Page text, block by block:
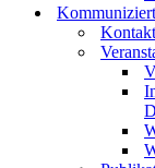
Kommuniziert
Kontakt